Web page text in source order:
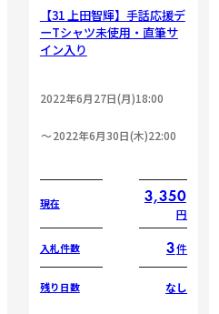
【31 上田智輝】手話応援デ
ーTシャツ未使用・直筆サ
イン入り
2022年6月27日(月)18:00
2022年6月30日(木)22:00
現在 3,350
円
入札件数 3件
残り日数 なし